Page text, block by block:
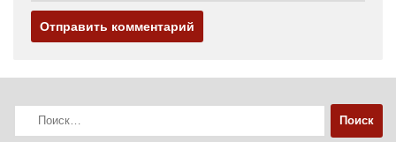
Найти: